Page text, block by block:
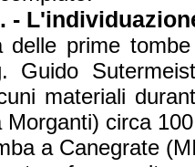
-
delle prime
Guido
materiali
Morganti) circa
a Canegrate